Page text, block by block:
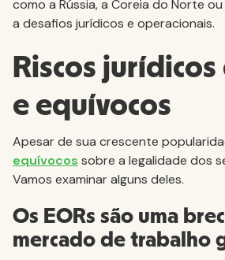
como a Rússia, a Coreia do Norte
a desafios jurídicos e operacionais.
Riscos jurídicos
e equívocos
Apesar de sua crescente
equívocos sobre a legalidade dos
Vamos examinar alguns deles.
Os EORs são uma
mercado de trabalho